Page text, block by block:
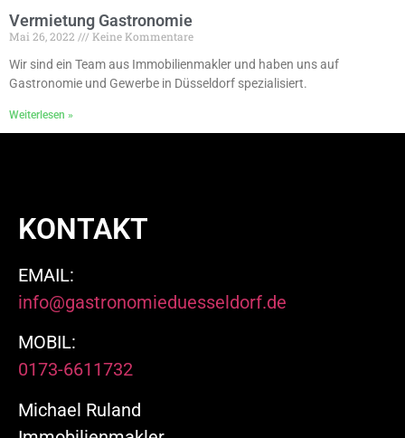
Vermietung Gastronomie
Mai 26, 2022
Keine Kommentare
Wir sind ein Team aus Immobilienmakler und haben uns auf
Gastronomie und Gewerbe in Düsseldorf spezialisiert.
Weiterlesen »
KONTAKT
EMAIL:
info@gastronomieduesseldorf.de
MOBIL:
0173-6611732
Michael Ruland